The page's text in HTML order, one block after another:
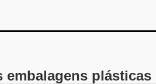
embalagens plásticas